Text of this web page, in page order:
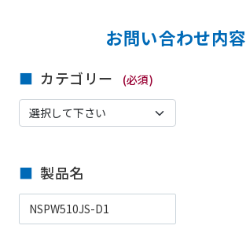
お問い合わせ内容
カテゴリー (必須)
製品名